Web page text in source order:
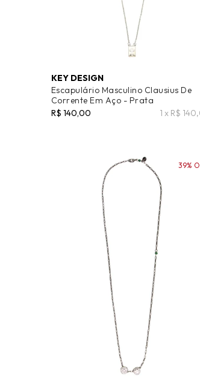
KEY DESIGN
Escapulário Masculino Clausius De
Corrente Em Aço - Prata
R$ 140,00
1 x R$
39%